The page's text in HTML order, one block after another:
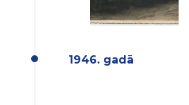
1946. gadā